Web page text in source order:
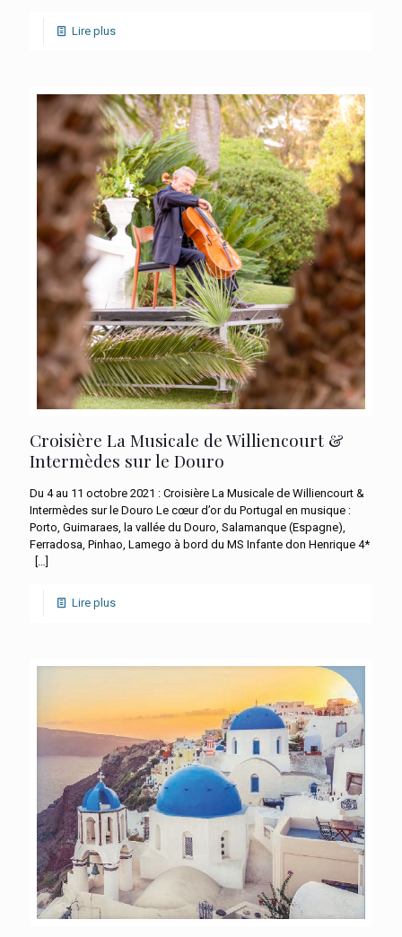
Lire plus
Croisière La Musicale de Williencourt &
Intermèdes sur le Douro
Du 4 au 11 octobre 2021 : Croisière La Musicale de Williencourt &
Intermèdes sur le Douro Le cœur d’or du Portugal en musique :
Porto, Guimaraes, la vallée du Douro, Salamanque (Espagne),
Ferradosa, Pinhao, Lamego à bord du MS Infante don Henrique 4*
[…]
Lire plus